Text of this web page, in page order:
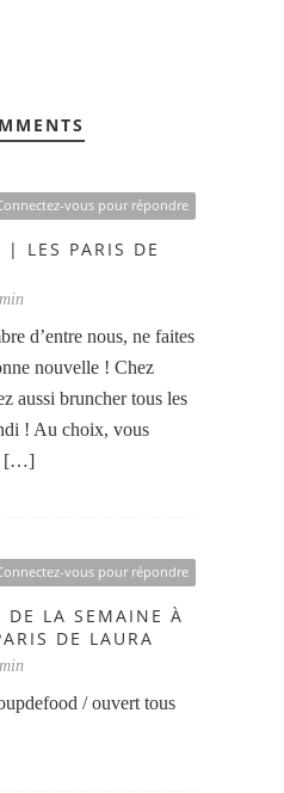
vous pour répondre
| LES PARIS DE
d’entre nous, ne faites
nouvelle ! Chez
aussi bruncher tous les
! Au choix, vous
[…]
vous pour répondre
DE LA SEMAINE À
DE LAURA
/ ouvert tous